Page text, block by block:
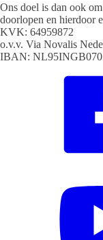
Ons doel is dan ook
doorlopen en hierdoor
KVK: 64959872
o.v.v. Via Novalis
IBAN: